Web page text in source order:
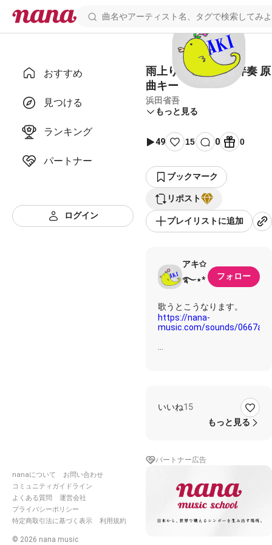
おすすめ
見つける
ランキング
パートナー
ログイン
nanaについて
お問い合わせ
コミュニティガイドライン
よくある質問
運営会社
プライバシーポリシー
特定商取引法に基づく表示
利用規約
© 2026 nana music
雨上りのぶるーす 伴奏 原
曲キー
浜田省吾
もっと見る
49 15 0 0
ブックマーク
リポスト
プレイリストに追加
アキ✩
࿐⋆*
フォロー
https://nana-
music.com/sounds/
ビルの谷間の雨上り 流れ
る人波
傘をすぼめた昼下がり タ
あの子の小さな夢を叶えて
おくれ
アスファルトうずくまると
都市を駆け抜ける あやし
い雲に
さらわれてしまうよ
いいね15
もっと見る
パートナー広告